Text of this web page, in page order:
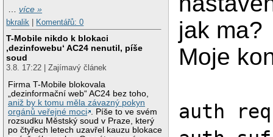
…více »
bkralik
Komentářů: 0
T-Mobile nikdo k blokaci
‚dezinfowebu‘ AC24 nenutil, píše
soud
3.8. 17:22 | Zajímavý článek
Firma T-Mobile blokovala
„dezinformační web“ AC24 bez toho,
aniž by k tomu měla závazný pokyn
orgánů veřejné moci . Píše to ve svém
rozsudku Městský soud v Praze, který
po čtyřech letech uzavřel kauzu blokace
jak ma?
Moje
auth